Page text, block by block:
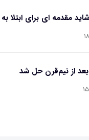
مقدمه ای برای ابتلا به
بعد از نیم‌قرن حل شد